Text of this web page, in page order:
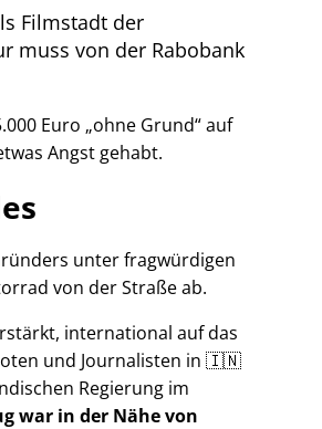
Filmstadt der
muss von der Rabobank
Euro ohne Grund auf
Angst gehabt.
unter fragwürdigen
von der Straße ab.
international auf das
und Journalisten in 🇮🇳
Regierung im
war in der Nähe von